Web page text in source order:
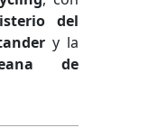
del
y la
de